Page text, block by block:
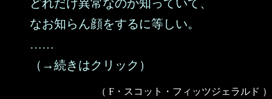
どれだけ異常なのか知っていて、
なお知らん顔をするに等しい。
……
（→続きはクリック）
（ F・スコット・フィッツジェラルド ）